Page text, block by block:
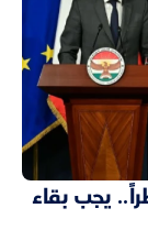
يجب بقاء